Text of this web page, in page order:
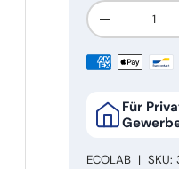
Anzahl
Menge
Für
ECOLAB |SKU: